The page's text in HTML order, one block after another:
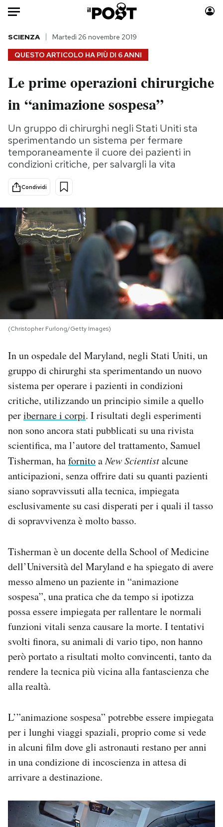
Auto
HOME
Italia
Politica
Tecnologia
Internet
Scienza
Cultura
Economia
Moda
Consumismi
Storie/Idee
Ok Boomer!
Media
Europa
PODCAST
I MIEI PREFERITI
CALENDARIO
AREA PERSONALE
Area Personale
Newsletter
Regala il Post
Hai bisogno di aiuto?
Esci
QUESTO ARTICOLO HA PIÙ DI 6 ANNI
SCIENZA Martedì 26 novembre 2019
Le prime operazioni chirurgiche
in “animazione sospesa”
Un gruppo di chirurghi negli Stati Uniti sta
sperimentando un sistema per fermare
temporaneamente il cuore dei pazienti in
condizioni critiche, per salvargli la vita
Condividi
(Christopher Furlong/Getty Images)
In un ospedale del Maryland, negli Stati Uniti, un
gruppo di chirurghi sta sperimentando un nuovo
sistema per operare i pazienti in condizioni
critiche, utilizzando un principio simile a quello
peribernare i corpi. I risultati degli esperimenti
non sono ancora stati pubblicati su una rivista
scientifica, ma l’autore del trattamento, Samuel
Tisherman, hafornitoaNew Scientistalcune
anticipazioni, senza offrire dati su quanti pazienti
siano sopravvissuti alla tecnica, impiegata
esclusivamente su casi disperati per i quali il tasso
di sopravvivenza è molto basso.
Tisherman è un docente della School of Medicine
dell’Università del Maryland e ha spiegato di avere
messo almeno un paziente in “animazione
sospesa”, una pratica che da tempo si ipotizza
possa essere impiegata per rallentare le normali
funzioni vitali senza causare la morte. I tentativi
svolti finora, su animali di vario tipo, non hanno
però portato a risultati molto convincenti, tanto da
rendere la tecnica più vicina alla fantascienza che
alla realtà.
L’”animazione sospesa” potrebbe essere impiegata
per i lunghi viaggi spaziali, proprio come si vede
in alcuni film dove gli astronauti restano per anni
in una condizione di incoscienza in attesa di
arrivare a destinazione.